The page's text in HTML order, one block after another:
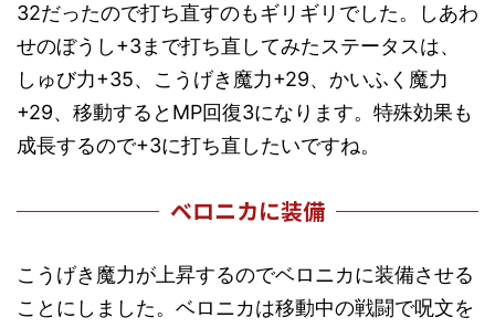
32だったので打ち直すのもギリギリでした。しあわ
せのぼうし+3まで打ち直してみたステータスは、
しゅび力+35、こうげき魔力+29、かいふく魔力
+29、移動するとMP回復3になります。特殊効果も
成長するので+3に打ち直したいですね。
ベロニカに装備
こうげき魔力が上昇するのでベロニカに装備させる
ことにしました。ベロニカは移動中の戦闘で呪文を